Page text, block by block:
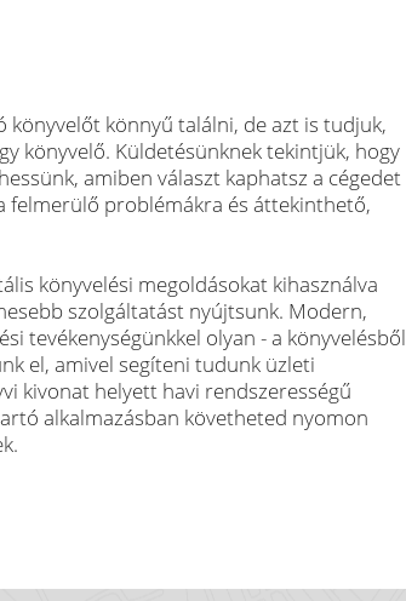
könyvelőt könnyű találni, de azt is tudjuk,
könyvelő. Küldetésünknek tekintjük, hogy
amiben választ kaphatsz a cégedet
felmerülő problémákra és áttekinthető,
könyvelési megoldásokat kihasználva
szolgáltatást nyújtsunk. Modern,
tevékenységünkkel olyan - a könyvelésből
el, amivel segíteni tudunk üzleti
kivonat helyett havi rendszerességű
alkalmazásban követheted nyomon